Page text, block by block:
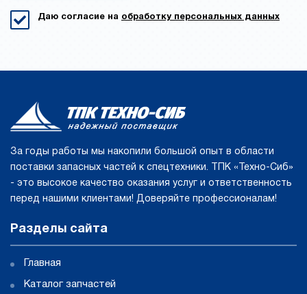
Даю согласие на обработку персональных данных
За годы работы мы накопили большой опыт в области
поставки запасных частей к спецтехники. ТПК «Техно-Сиб»
- это высокое качество оказания услуг и ответственность
перед нашими клиентами! Доверяйте профессионалам!
Разделы сайта
Главная
Каталог запчастей